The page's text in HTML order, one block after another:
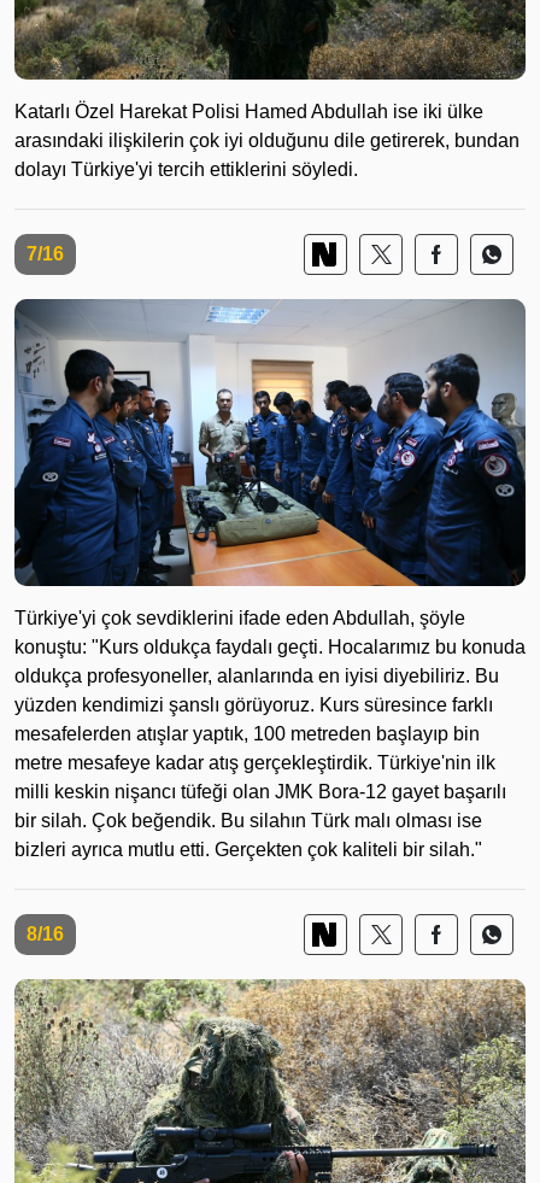
Katarlı Özel Harekat Polisi Hamed Abdullah ise iki ülke
arasındaki ilişkilerin çok iyi olduğunu dile getirerek, bundan
dolayı Türkiye'yi tercih ettiklerini söyledi.
7/16
Türkiye'yi çok sevdiklerini ifade eden Abdullah, şöyle
konuştu: "Kurs oldukça faydalı geçti. Hocalarımız bu konuda
oldukça profesyoneller, alanlarında en iyisi diyebiliriz. Bu
yüzden kendimizi şanslı görüyoruz. Kurs süresince farklı
mesafelerden atışlar yaptık, 100 metreden başlayıp bin
metre mesafeye kadar atış gerçekleştirdik. Türkiye'nin ilk
milli keskin nişancı tüfeği olan JMK Bora-12 gayet başarılı
bir silah. Çok beğendik. Bu silahın Türk malı olması ise
bizleri ayrıca mutlu etti. Gerçekten çok kaliteli bir silah."
8/16